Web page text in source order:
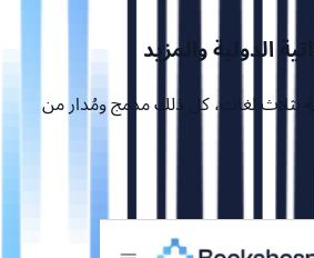
الدولية والمزيد
بثلاث لغات، كل ذلك مدمج ومُدار من